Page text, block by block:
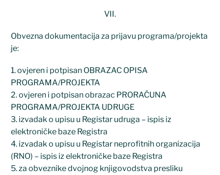
VII.
Obvezna dokumentacija za prijavu programa/projekta
je:
1. ovjeren i potpisan OBRAZAC OPISA
PROGRAMA/PROJEKTA
2. ovjeren i potpisan obrazac PRORAČUNA
PROGRAMA/PROJEKTA UDRUGE
3. izvadak o upisu u Registar udruga – ispis iz
elektroničke baze Registra
4. izvadak o upisu u Registar neprofitnih organizacija
(RNO) – ispis iz elektroničke baze Registra
5. za obveznike dvojnog knjigovodstva presliku